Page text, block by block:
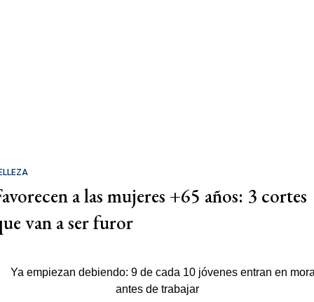
a las mujeres +65 años: 3 cortes
van a ser furor